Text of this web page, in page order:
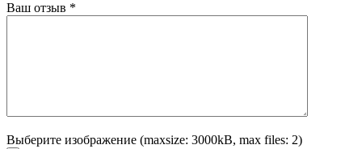
Ваш отзыв *
Выберите изображение (maxsize: 3000kB, max files: 2)